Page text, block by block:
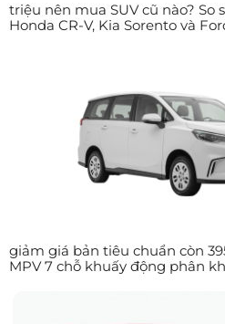
triệu nên mua SUV cũ nào? So
Honda CR-V, Kia Sorento và
giảm giá bản tiêu chuẩn còn
MPV 7 chỗ khuấy động phân